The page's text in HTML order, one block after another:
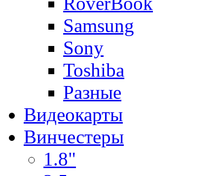
Samsung
Sony
Toshiba
Разные
Видеокарты
Винчестеры
1.8"